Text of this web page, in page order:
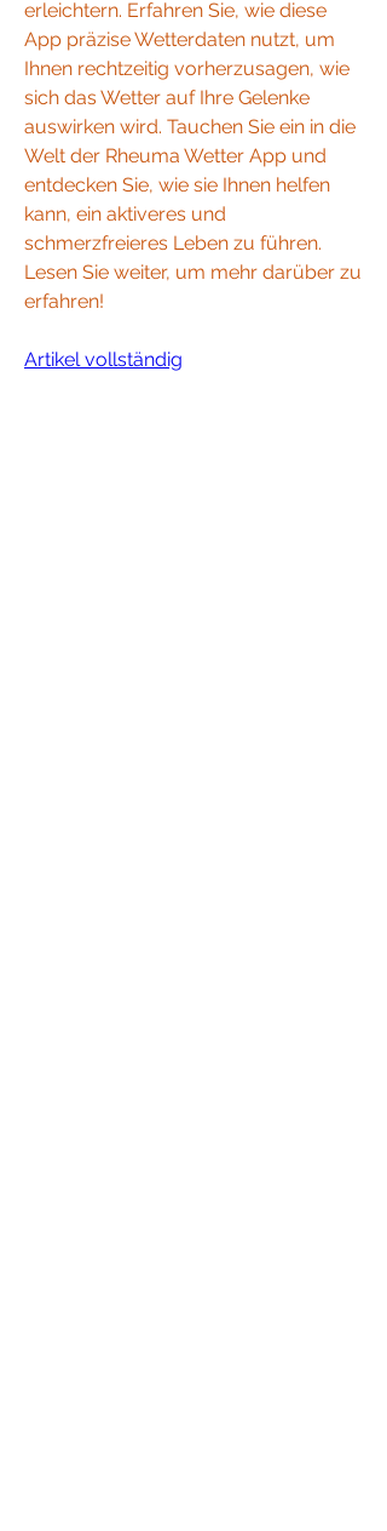
erleichtern. Erfahren Sie, wie diese
App präzise Wetterdaten nutzt, um
Ihnen rechtzeitig vorherzusagen, wie
sich das Wetter auf Ihre Gelenke
auswirken wird. Tauchen Sie ein in die
Welt der Rheuma Wetter App und
entdecken Sie, wie sie Ihnen helfen
kann, ein aktiveres und
schmerzfreieres Leben zu führen.
Lesen Sie weiter, um mehr darüber zu
erfahren!
Artikel vollständig